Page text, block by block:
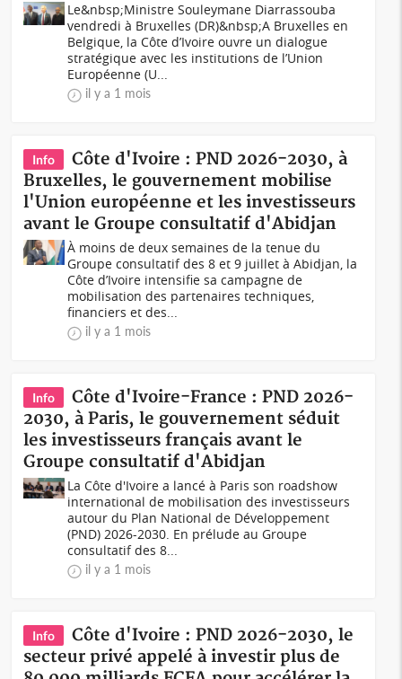
Le&nbsp;Ministre Souleymane Diarrassouba
vendredi à Bruxelles (DR)&nbsp;A Bruxelles en
Belgique, la Côte d’Ivoire ouvre un dialogue
stratégique avec les institutions de l’Union
Européenne (U...
il y a 1 mois
Info
Côte d'Ivoire : PND 2026-2030, à
Bruxelles, le gouvernement mobilise
l'Union européenne et les investisseurs
avant le Groupe consultatif d'Abidjan
À moins de deux semaines de la tenue du
Groupe consultatif des 8 et 9 juillet à Abidjan, la
Côte d’Ivoire intensifie sa campagne de
mobilisation des partenaires techniques,
financiers et des...
il y a 1 mois
Info
Côte d'Ivoire-France : PND 2026-
2030, à Paris, le gouvernement séduit
les investisseurs français avant le
Groupe consultatif d'Abidjan
La Côte d'Ivoire a lancé à Paris son roadshow
international de mobilisation des investisseurs
autour du Plan National de Développement
(PND) 2026-2030. En prélude au Groupe
consultatif des 8...
il y a 1 mois
Info
Côte d'Ivoire : PND 2026-2030, le
secteur privé appelé à investir plus de